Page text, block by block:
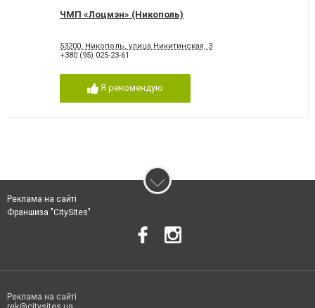
ЧМП «Лоцмэн» (Никополь)
53200, Никополь, улица Никитинская, 3
+380 (95) 025-23-61
Я рекомендую
Реклама на сайті
Франшиза "CitySites"
Реклама на сайті